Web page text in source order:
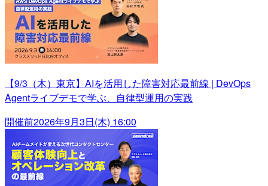
【9/3（木）東京】AIを活用した障害対応最前線 | DevOps
Agentライブデモで学ぶ、自律型運用の実践
開催前2026年9月3日(木) 16:00